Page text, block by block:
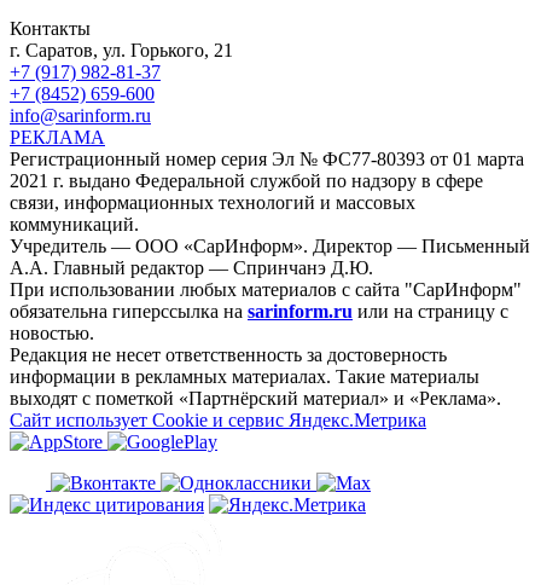
Контакты
г. Саратов, ул. Горького, 21
+7 (917) 982-81-37
+7 (8452) 659-600
info@sarinform.ru
РЕКЛАМА
Регистрационный номер серия Эл № ФС77-80393 от 01 марта
2021 г. выдано Федеральной службой по надзору в сфере
связи, информационных технологий и массовых
коммуникаций.
Учредитель — ООО «СарИнформ». Директор — Письменный
А.А. Главный редактор — Спринчанэ Д.Ю.
При использовании любых материалов с сайта "СарИнформ"
обязательна гиперссылка на sarinform.ru или на страницу с
новостью.
Редакция не несет ответственность за достоверность
информации в рекламных материалах. Такие материалы
выходят с пометкой «Партнёрский материал» и «Реклама».
Сайт использует Cookie и сервиc Яндекс.Метрика